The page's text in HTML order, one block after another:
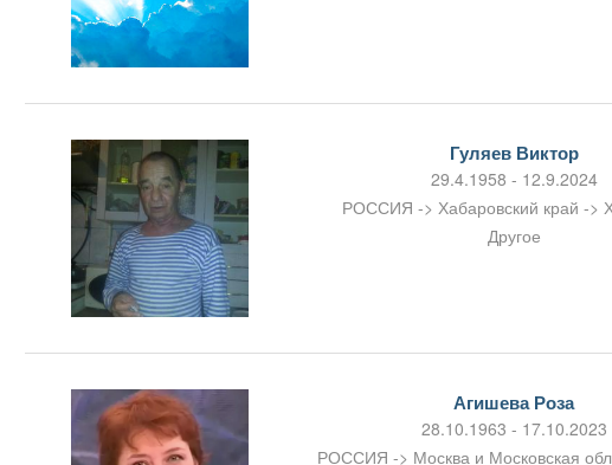
Гуляев Виктор
29.4.1958 - 12.9.2024
РОССИЯ -> Хабаровский край ->
Другое
Агишева Роза
28.10.1963 - 17.10.2023
РОССИЯ -> Москва и Московская